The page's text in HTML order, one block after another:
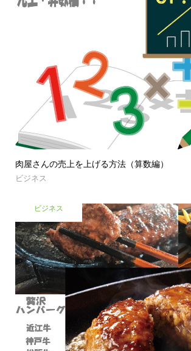
肉屋さんの売上を上げる方法（算数編）
ビジネス
ビジネス